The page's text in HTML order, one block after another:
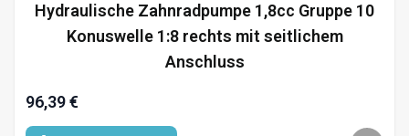
Hydraulische Zahnradpumpe 1,8cc Gruppe 10
Konuswelle 1:8 rechts mit seitlichem
Anschluss
96,39 €